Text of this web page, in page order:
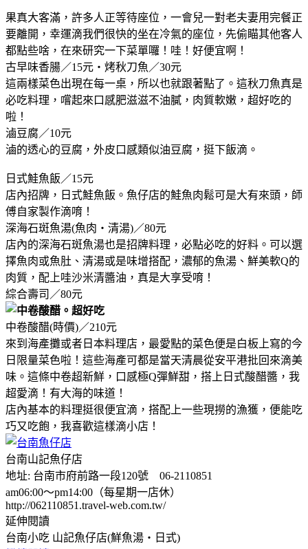
果真大客滿，許多人正等待座位，一會兒一對老夫妻用完餐正
要離開，幸運滴我們很快的坐在冷氣的座位，先偷瞄其他客人
都點些啥，在來研究一下菜單囉！哇！好便宜啊！
古早味香腸／15元‧烤秋刀魚／30元
這兩樣菜色出現在每一桌，所以也就跟著點了。這秋刀魚真是
必吃料理，嚐起來口感肥滋滋不油膩，肉質軟嫩，超好吃的
啦！
滷豆腐／10元
滷的透心的豆腐，外皮口感類似油豆腐，挺下飯滴。
日式鮭魚飯／15元
店內招牌，日式鮭魚飯。魚仔店的鮭魚肉鬆可是大有來頭，師
傅自家製作滴唷！
深海石斑魚湯(魚肉‧清湯)／80元
店內的深海石斑魚湯也是招牌料理，必點必吃的好料。可以選
擇魚肉或魚肚、清湯或是味增搭配，濃郁的魚湯、鮮美軟Q的
肉質，配上哇沙米清醬油，真是大享受唷！
綜合壽司／80元
中卷酸醋(時價)／210元
來到海產攤或者日本料理店，最愛點的菜色便是白板上寫的今
日限量菜色啦！這些海產可都是當天清晨從安平港批回來滴美
味。這條中卷超新鮮，口感極Q彈鮮甜，搭上日式酸醋醬，我
超愛滴！有大海的味道！
店內基本的料理挺很便宜滴，搭配上一些現撈的漁獲，便能吃
巧又吃飽，我喜歡這樣滴小店！
台南山記魚仔店
地址: 台南市府前路一段120號 06-2110851
am06:00～pm14:00（每星期一店休）
http://062110851.travel-web.com.tw/
延伸閱讀
台南小吃 山記魚仔店(鮮魚湯‧日式)